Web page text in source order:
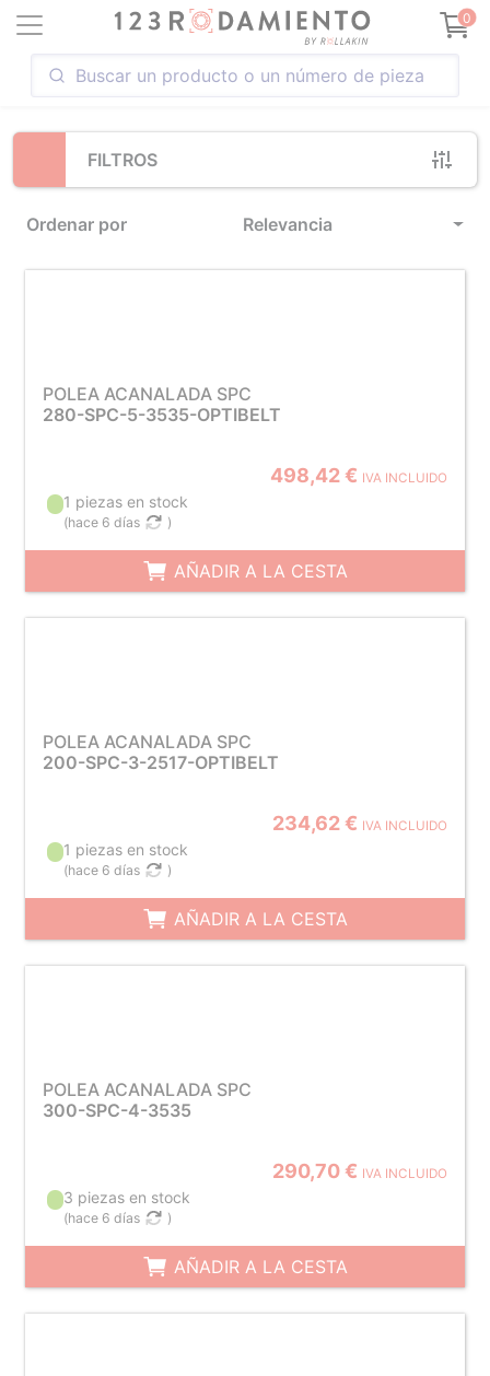
0
FILTROS
Ordenar por Relevancia
Loading...
POLEA ACANALADA SPC
280-SPC-5-3535-OPTIBELT
498,42 € IVA INCLUIDO
1 piezas en stock
(hace 6 días )
AÑADIR A LA CESTA
POLEA ACANALADA SPC
200-SPC-3-2517-OPTIBELT
234,62 € IVA INCLUIDO
1 piezas en stock
(hace 6 días )
AÑADIR A LA CESTA
POLEA ACANALADA SPC
300-SPC-4-3535
290,70 € IVA INCLUIDO
3 piezas en stock
(hace 6 días )
AÑADIR A LA CESTA